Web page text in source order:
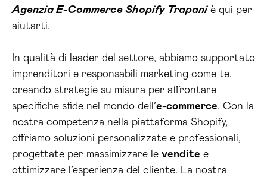
Agenzia E-Commerce Shopify Trapaniè qui per
aiutarti.
In qualità di leader del settore, abbiamo supportato
imprenditori e responsabili marketing come te,
creando strategie su misura per affrontare
specifiche sfide nel mondo dell’e-commerce. Con la
nostra competenza nella piattaforma Shopify,
offriamo soluzioni personalizzate e professionali,
progettate per massimizzare le vendite e
ottimizzare l’esperienza del cliente. La nostra